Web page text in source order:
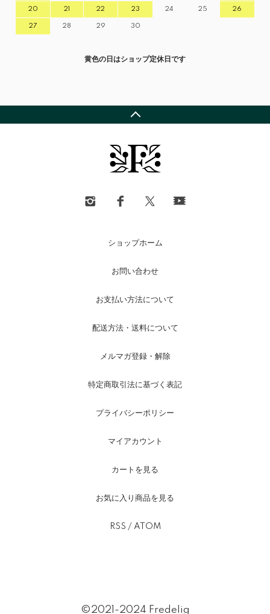
20 21 22 23 24 25 26
27 28 29 30
黄色の日はショップ定休日です
ショップホーム
お問い合わせ
お支払い方法について
配送方法・送料について
メルマガ登録・解除
特定商取引法に基づく表記
プライバシーポリシー
マイアカウント
カートを見る
お気に入り商品を見る
RSS / ATOM
©2021-2024 Fredelig